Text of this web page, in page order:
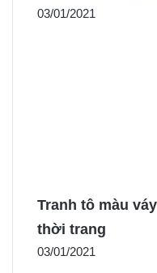
03/01/2021
Tranh tô màu
thời trang
03/01/2021